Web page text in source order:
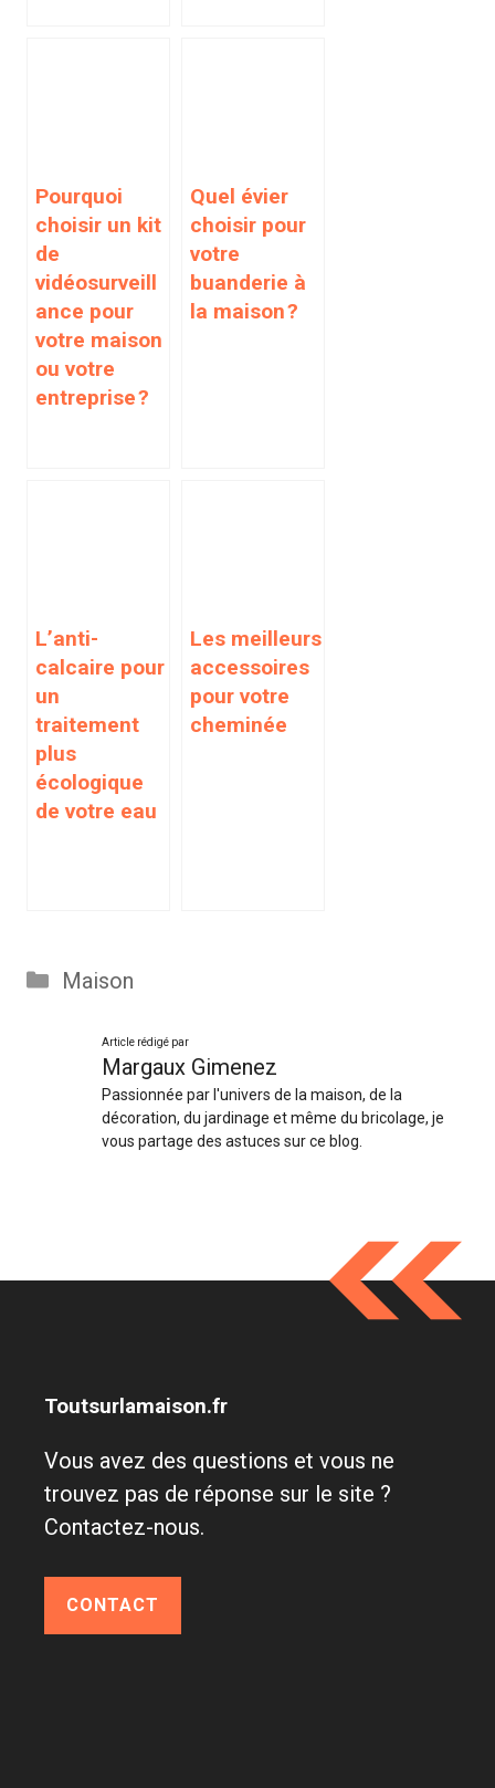
Pourquoi
choisir un kit
de
vidéosurveill
ance pour
votre maison
ou votre
entreprise ?
Quel évier
choisir pour
votre
buanderie à
la maison ?
L’anti-
calcaire pour
un
traitement
plus
écologique
de votre eau
Les meilleurs
accessoires
pour votre
cheminée
Catégories
Maison
Article rédigé par
Margaux Gimenez
Passionnée par l'univers de la maison, de la
décoration, du jardinage et même du bricolage, je
vous partage des astuces sur ce blog.
Toutsurlamaison.fr
Vous avez des questions et vous ne
trouvez pas de réponse sur le site ?
Contactez-nous.
CONTACT